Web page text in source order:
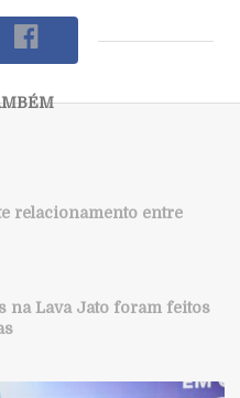
relacionamento entre
na Lava Jato foram feitos